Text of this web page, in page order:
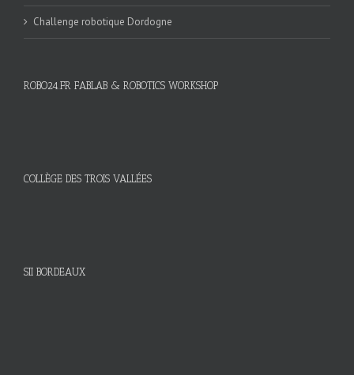
Challenge robotique Dordogne
ROBO24.FR FABLAB & ROBOTICS WORKSHOP
COLLÈGE DES TROIS VALLÉES
SII BORDEAUX